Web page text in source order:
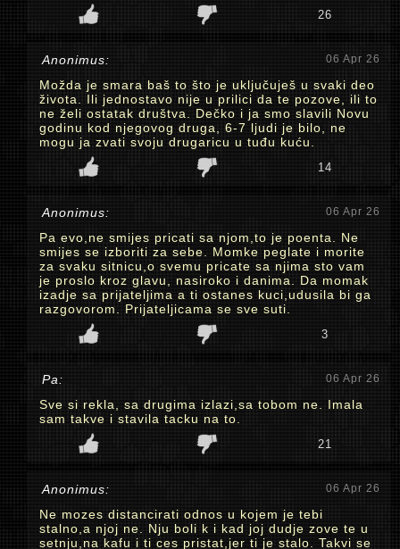
26
Anonimus: 06 Apr 26
Možda je smara baš to što je uključuješ u svaki deo
života. Ili jednostavo nije u prilici da te pozove, ili to
ne želi ostatak društva. Dečko i ja smo slavili Novu
godinu kod njegovog druga, 6-7 ljudi je bilo, ne
mogu ja zvati svoju drugaricu u tuđu kuću.
14
Anonimus: 06 Apr 26
Pa evo,ne smijes pricati sa njom,to je poenta. Ne
smijes se izboriti za sebe. Momke peglate i morite
za svaku sitnicu,o svemu pricate sa njima sto vam
je proslo kroz glavu, nasiroko i danima. Da momak
izadje sa prijateljima a ti ostanes kuci,udusila bi ga
razgovorom. Prijateljicama se sve suti.
3
Pa: 06 Apr 26
Sve si rekla, sa drugima izlazi,sa tobom ne. Imala
sam takve i stavila tacku na to.
21
Anonimus: 06 Apr 26
Ne mozes distancirati odnos u kojem je tebi
stalno,a njoj ne. Nju boli k i kad joj dudje zove te u
setnju,na kafu i ti ces pristat,jer ti je stalo. Takvi se